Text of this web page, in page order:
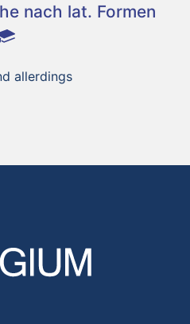
nach lat. Formen
allerdings